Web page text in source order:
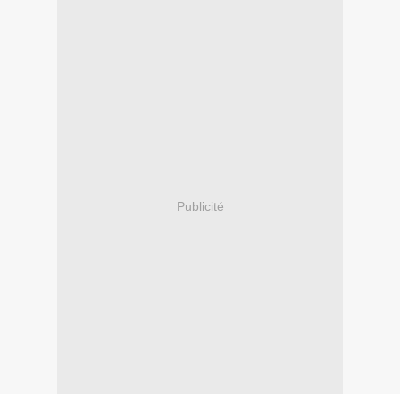
Publicité